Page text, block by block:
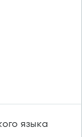
языка